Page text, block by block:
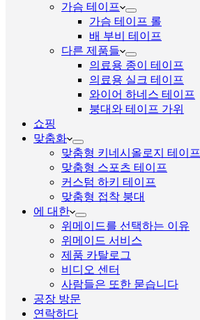
가슴 테이프
가슴 테이프 롤
배 부비 테이프
다른 제품들
의료용 종이 테이프
의료용 실크 테이프
와이어 하네스 테이프
붕대와 테이프 가위
쇼핑
맞춤화
맞춤형 키네시올로지 테이프
맞춤형 스포츠 테이프
커스텀 하키 테이프
맞춤형 접착 붕대
에 대한
위메이드를 선택하는 이유
위메이드 서비스
제품 카탈로그
비디오 센터
사람들은 또한 묻습니다
공장 방문
연락하다